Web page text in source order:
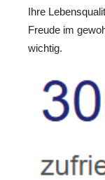
Ihre
Freude im
wichtig.